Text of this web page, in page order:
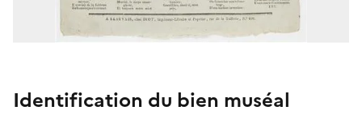
Identification du bien muséal